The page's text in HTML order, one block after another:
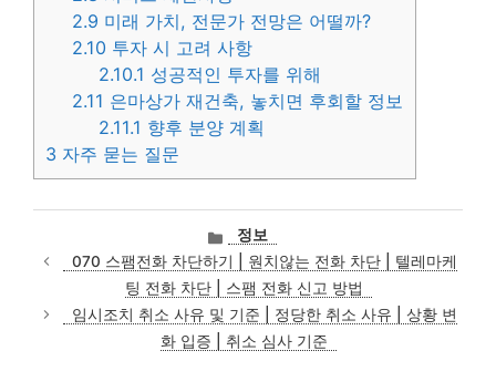
2.9 미래 가치, 전문가 전망은 어떨까?
2.10 투자 시 고려 사항
2.10.1 성공적인 투자를 위해
2.11 은마상가 재건축, 놓치면 후회할 정보
2.11.1 향후 분양 계획
3 자주 묻는 질문
카
테
고
리
정보
070 스팸전화 차단하기 | 원치않는 전화 차단 | 텔레마케
팅 전화 차단 | 스팸 전화 신고 방법
임시조치 취소 사유 및 기준 | 정당한 취소 사유 | 상황 변
화 입증 | 취소 심사 기준